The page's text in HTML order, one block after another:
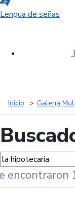
Lengua de señas
Inicio Galería
encontraron